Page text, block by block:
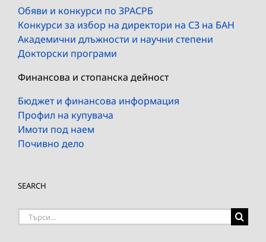
Обяви и конкурси по ЗРАСРБ
Конкурси за избор на директори на СЗ на БАН
Академични длъжности и научни степени
Докторски програми
Финансова и стопанска дейност
Бюджет и финансова информация
Профил на купувача
Имоти под наем
Почивно дело
SEARCH
Търсене